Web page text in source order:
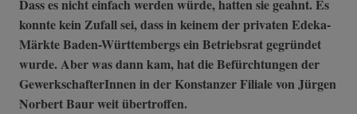
Dass es nicht einfach werden würde, hatten sie geahnt. Es
konnte kein Zufall sei, dass in keinem der privaten Edeka-
Märkte Baden-Württembergs ein Betriebsrat gegründet
wurde. Aber was dann kam, hat die Befürchtungen der
GewerkschafterInnen in der Konstanzer Filiale von Jürgen
Norbert Baur weit übertroffen.